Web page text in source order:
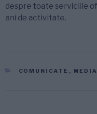
despre toate serviciile
ani de activitate.
CATEGORII
COMUNICATE ,